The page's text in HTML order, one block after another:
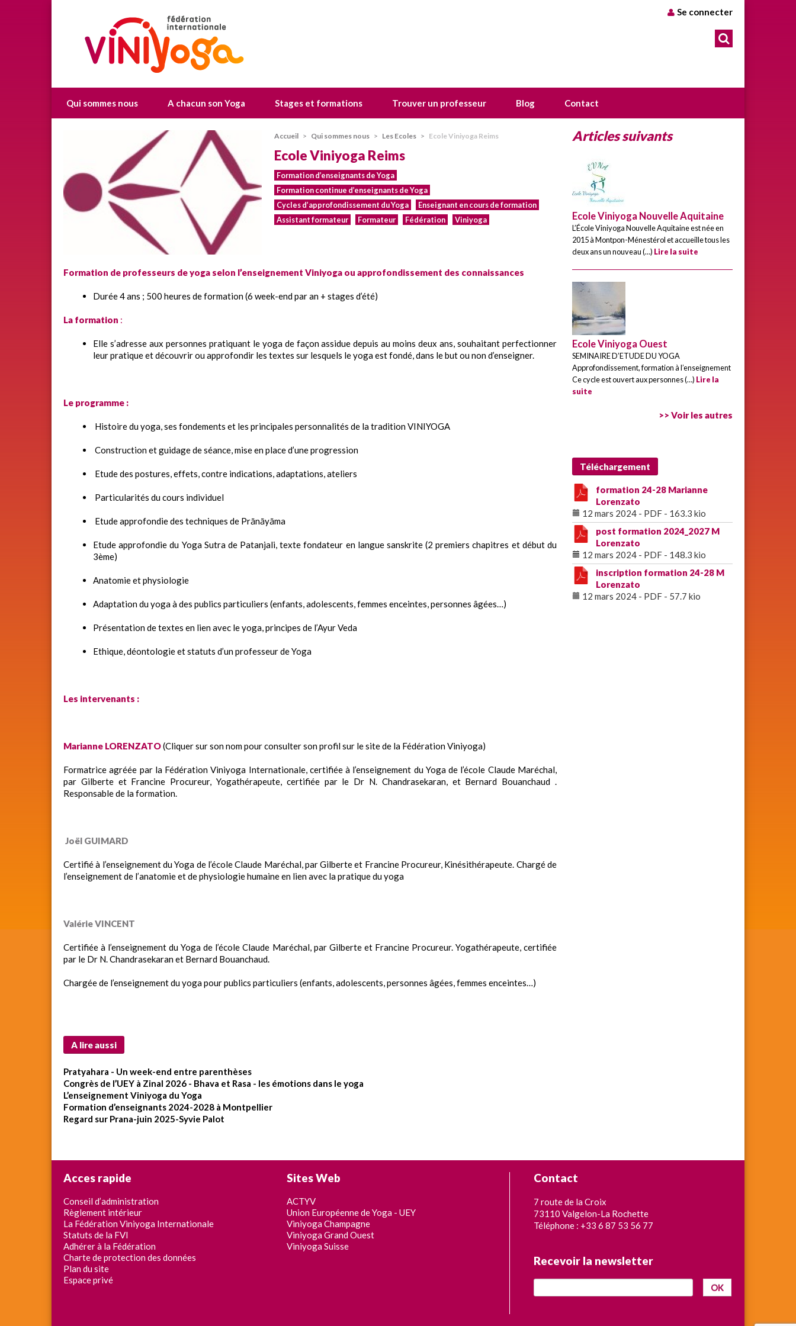
Se connecter
Qui sommes nous A chacun son Yoga Stages et formations Trouver un professeur Blog Contact
Accueil > Qui sommes nous > Les Ecoles > Ecole Viniyoga Reims
Ecole Viniyoga Reims
Formation d’enseignants de Yoga
Formation continue d’enseignants de Yoga
Cycles d’approfondissement du Yoga
Enseignant en cours de formation
Assistant formateur
Formateur Fédération Viniyoga
Formation de professeurs de yoga selon l’enseignement Viniyoga ou approfondissement des connaissances
Durée 4 ans ; 500 heures de formation (6 week-end par an + stages d’été)
La formation :
Elle s’adresse aux personnes pratiquant le yoga de façon assidue depuis au moins deux ans, souhaitant perfectionner
leur pratique et découvrir ou approfondir les textes sur lesquels le yoga est fondé, dans le but ou non d’enseigner.
Le programme :
Histoire du yoga, ses fondements et les principales personnalités de la tradition VINIYOGA
Construction et guidage de séance, mise en place d’une progression
Etude des postures, effets, contre indications, adaptations, ateliers
Particularités du cours individuel
Etude approfondie des techniques de Prānāyāma
Etude approfondie du Yoga Sutra de Patanjali, texte fondateur en langue sanskrite (2 premiers chapitres et début du
3ème)
Anatomie et physiologie
Adaptation du yoga à des publics particuliers (enfants, adolescents, femmes enceintes, personnes âgées…)
Présentation de textes en lien avec le yoga, principes de l’Ayur Veda
Ethique, déontologie et statuts d’un professeur de Yoga
Les intervenants :
Marianne LORENZATO(Cliquer sur son nom pour consulter son profil sur le site de la Fédération Viniyoga)
Formatrice agréée par la Fédération Viniyoga Internationale, certifiée à l’enseignement du Yoga de l’école Claude Maréchal,
par Gilberte et Francine Procureur, Yogathérapeute, certifiée par le Dr N. Chandrasekaran, et Bernard Bouanchaud .
Responsable de la formation.
Joël GUIMARD
Certifié à l’enseignement du Yoga de l’école Claude Maréchal, par Gilberte et Francine Procureur, Kinésithérapeute. Chargé de
l’enseignement de l’anatomie et de physiologie humaine en lien avec la pratique du yoga
Valérie VINCENT
Certifiée à l’enseignement du Yoga de l’école Claude Maréchal, par Gilberte et Francine Procureur. Yogathérapeute, certifiée
par le Dr N. Chandrasekaran et Bernard Bouanchaud.
Chargée de l’enseignement du yoga pour publics particuliers (enfants, adolescents, personnes âgées, femmes enceintes…)
A lire aussi
Pratyahara - Un week-end entre parenthèses
Congrès de l’UEY à Zinal 2026 - Bhava et Rasa - les émotions dans le yoga
L’enseignement Viniyoga du Yoga
Formation d’enseignants 2024-2028 à Montpellier
Regard sur Prana-juin 2025-Syvie Palot
Articles suivants
Ecole Viniyoga Nouvelle Aquitaine
L’École Viniyoga Nouvelle Aquitaine est née en
2015 à Montpon-Ménestérol et accueille tous les
deux ans un nouveau (…) Lire la suite
Ecole Viniyoga Ouest
SEMINAIRE D’ETUDE DU YOGA​
Approfondissement, formation à l’enseignement
Ce cycle est ouvert aux personnes (…) Lire la
suite
>> Voir les autres
Téléchargement
formation 24-28 Marianne
Lorenzato
12 mars 2024 - PDF - 163.3 kio
post formation 2024_2027 M
Lorenzato
12 mars 2024 - PDF - 148.3 kio
inscription formation 24-28 M
Lorenzato
12 mars 2024 - PDF - 57.7 kio
Acces rapide
Conseil d’administration
Règlement intérieur
La Fédération Viniyoga Internationale
Statuts de la FVI
Adhérer à la Fédération
Charte de protection des données
Plan du site
Espace privé
Sites Web
ACTYV
Union Européenne de Yoga - UEY
Viniyoga Champagne
Viniyoga Grand Ouest
Viniyoga Suisse
Contact
7 route de la Croix
73110 Valgelon-La Rochette
Téléphone : +33 6 87 53 56 77
Recevoir la newsletter
OK